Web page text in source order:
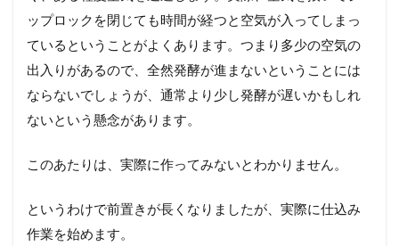
ップロックを閉じても時間が経つと空気が入ってしまっ
ているということがよくあります。つまり多少の空気の
出入りがあるので、全然発酵が進まないということには
ならないでしょうが、通常より少し発酵が遅いかもしれ
ないという懸念があります。
このあたりは、実際に作ってみないとわかりません。
というわけで前置きが長くなりましたが、実際に仕込み
作業を始めます。